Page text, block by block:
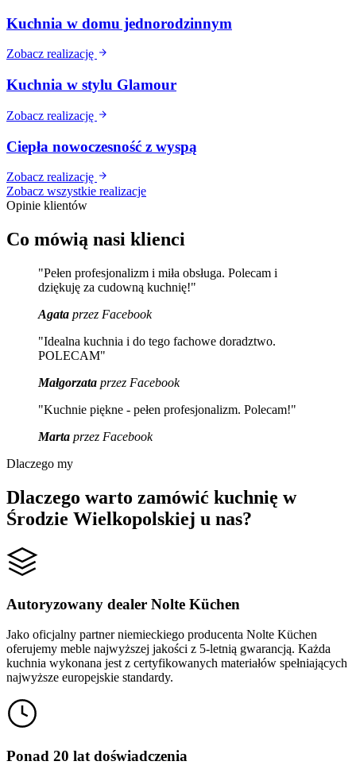
Kuchnia w domu jednorodzinnym
Zobacz realizację
Kuchnia w stylu Glamour
Zobacz realizację
Ciepła nowoczesność z wyspą
Zobacz realizację
Zobacz wszystkie realizacje
Opinie klientów
Co mówią nasi klienci
"Pełen profesjonalizm i miła obsługa. Polecam i
dziękuję za cudowną kuchnię!"
Agata przez Facebook
"Idealna kuchnia i do tego fachowe doradztwo.
POLECAM"
Małgorzata przez Facebook
"Kuchnie piękne - pełen profesjonalizm. Polecam!"
Marta przez Facebook
Dlaczego my
Dlaczego warto zamówić kuchnię w
Środzie Wielkopolskiej u nas?
Autoryzowany dealer Nolte Küchen
Jako oficjalny partner niemieckiego producenta Nolte Küchen
oferujemy meble najwyższej jakości z 5-letnią gwarancją. Każda
kuchnia wykonana jest z certyfikowanych materiałów spełniających
najwyższe europejskie standardy.
Ponad 20 lat doświadczenia